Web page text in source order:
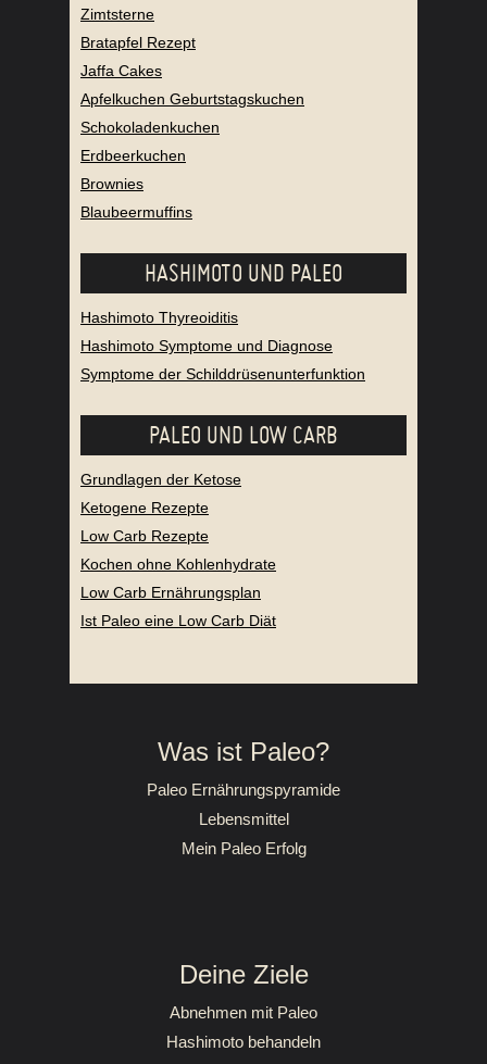
Zimtsterne
Bratapfel Rezept
Jaffa Cakes
Apfelkuchen Geburtstagskuchen
Schokoladenkuchen
Erdbeerkuchen
Brownies
Blaubeermuffins
HASHIMOTO UND PALEO
Hashimoto Thyreoiditis
Hashimoto Symptome und Diagnose
Symptome der Schilddrüsenunterfunktion
PALEO UND LOW CARB
Grundlagen der Ketose
Ketogene Rezepte
Low Carb Rezepte
Kochen ohne Kohlenhydrate
Low Carb Ernährungsplan
Ist Paleo eine Low Carb Diät
Was ist Paleo?
Paleo Ernährungspyramide
Lebensmittel
Mein Paleo Erfolg
Deine Ziele
Abnehmen mit Paleo
Hashimoto behandeln